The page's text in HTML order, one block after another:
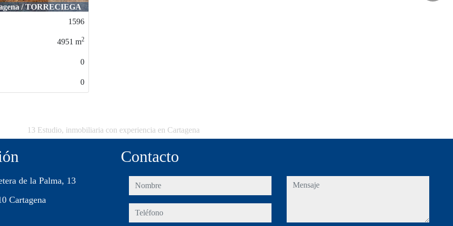
La Azohía / Isla Plana
1532
470
13 Estudio, inmobiliaria con experiencia en Cartagena
de la Palma, 13
Cartagena
Contacto
nombre
teléfono
mensaje